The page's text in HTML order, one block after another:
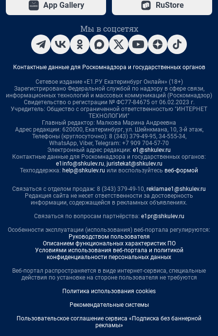
App Gallery RuStore
Мы в соцсетях
Контактные данные для Роскомнадзора и государственных органов
Сетевое издание «Е1.РУ Екатеринбург Онлайн» (18+)
Зарегистрировано Федеральной службой по надзору в сфере связи,
информационных технологий и массовых коммуникаций (Роскомнадзор)
Свидетельство о регистрации № ФС77-84675 от 06.02.2023 г.
Учредитель: Общество с ограниченной ответственностью "ИНТЕРНЕТ
ТЕХНОЛОГИИ"
Главный редактор: Малкова Марина Андреевна
Адрес редакции: 620000, Екатеринбург, ул. Шейнкмана, 10, 3-й этаж,
Телефоны (круглосуточно): 8 (343) 379-49-95, 34-555-34,
WhatsApp, Viber, Telegram: +7 909 704-57-70
Электронный адрес редакции: e1@shkulev.ru
Контактные данные для Роскомнадзора и государственных органов:
e1info@shkulev.ru, juristekat@shkulev.ru
Техподдержка: help@shkulev.ru или воспользуйтесь веб-формой
Связаться с отделом продаж: 8 (343) 379-49-10, reklamae1@shkulev.ru
Редакция сайта не несет ответственности за достоверность
информации, содержащейся в рекламных объявлениях.
Связаться по вопросам партнёрства: e1pr@shkulev.ru
Особенности эксплуатации (использования) веб-портала регулируются:
Руководством пользователя
Описанием функциональных характеристик ПО
Условиями использования веб-портала и политикой
конфиденциальности персональных данных
Веб-портал распространяется в виде интернет-сервиса, специальные
действия по установке на стороне пользователя не требуются
Политика использования cookies
Рекомендательные системы
Пользовательское соглашение сервиса «Подписка без баннерной
рекламы»